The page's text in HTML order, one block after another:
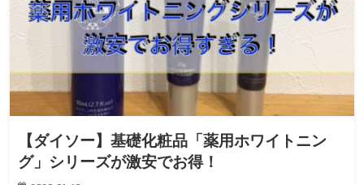
【ダイソー】基礎化粧品「薬用ホワイトニン
グ」シリーズが激安でお得！